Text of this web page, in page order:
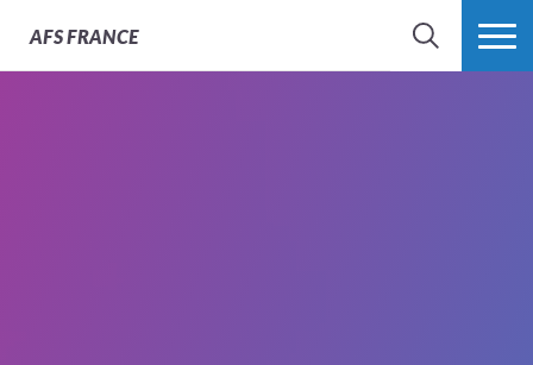
AFSFRANCE
CHERCHER PLUS